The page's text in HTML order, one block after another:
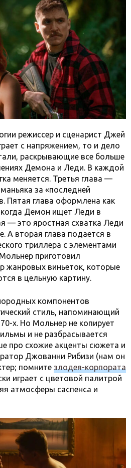
режиссер и сценарист Джей
с напряжением, то и дело
раскрывающие все больше
Демона и Леди. В каждой
меняется. Третья глава —
за «последней
Пятая глава оформлена как
когда Демон ищет Леди в
— это яростная схватка Леди
А вторая глава подается в
триллера с элементами
приготовил
жанровых виньеток, которые
в цельную картину.
компонентов
стиль, напоминающий
х. Но Мольнер не копирует
и не разбрасывается
про схожие акценты сюжета и
Джованни Рибизи (нам он
помните злодея-корпората
играет с цветовой палитрой
атмосферы саспенса и